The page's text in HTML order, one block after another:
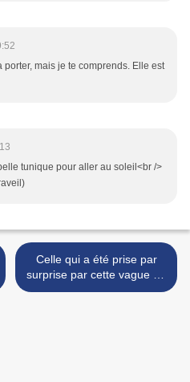
porter, mais je te comprends. Elle est
tunique pour aller au soleil<br />
Celle qui a été prise par
surprise par cette vague de
chaleur >